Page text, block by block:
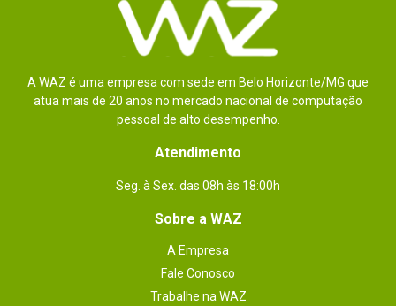
A WAZ é uma empresa com sede em Belo Horizonte/MG que
atua mais de 20 anos no mercado nacional de computação
pessoal de alto desempenho.
Atendimento
Seg. à Sex. das 08h às 18:00h
Sobre a WAZ
A Empresa
Fale Conosco
Trabalhe na WAZ